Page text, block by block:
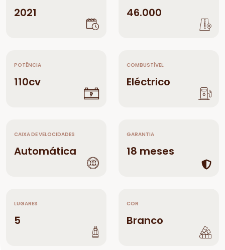
2021 46.000
POTÊNCIA
110cv
COMBUSTÍVEL
Eléctrico
CAIXA DE VELOCIDADES
Automática
GARANTIA
18 meses
LUGARES
5
COR
Branco